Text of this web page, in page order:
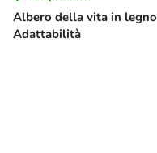
Albero della vita in legno
Adattabilità